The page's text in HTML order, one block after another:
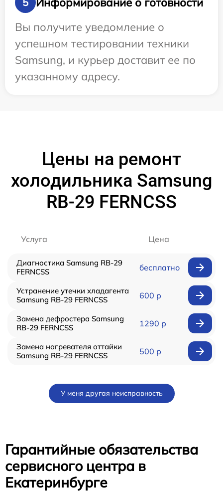
Вы получите уведомление о
успешном тестировании техники
Samsung, и курьер доставит ее по
указанному адресу.
Цены на ремонт
холодильника Samsung
RB-29 FERNCSS
Услуга Цена
Диагностика Samsung RB-29
FERNCSS
бесплатно
Устранение утечки хладагента
Samsung RB-29 FERNCSS
600 р
Замена дефростера Samsung
RB-29 FERNCSS
1290 р
Замена нагревателя оттайки
Samsung RB-29 FERNCSS
500 р
У меня другая неисправность
Гарантийные обязательства
сервисного центра в
Екатеринбурге